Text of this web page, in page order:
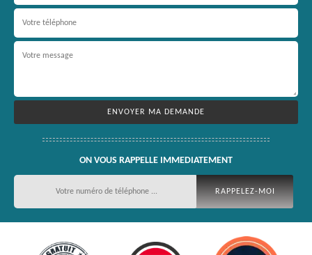
ON VOUS RAPPELLE IMMEDIATEMENT